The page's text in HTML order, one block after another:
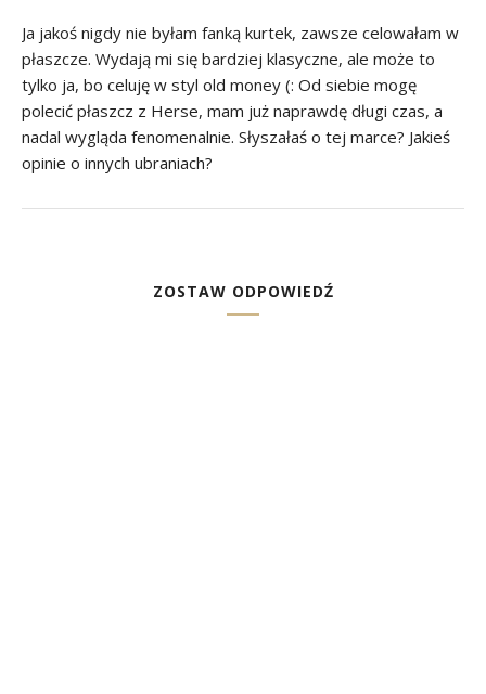
Ja jakoś nigdy nie byłam fanką kurtek, zawsze celowałam w
płaszcze. Wydają mi się bardziej klasyczne, ale może to
tylko ja, bo celuję w styl old money (: Od siebie mogę
polecić płaszcz z Herse, mam już naprawdę długi czas, a
nadal wygląda fenomenalnie. Słyszałaś o tej marce? Jakieś
opinie o innych ubraniach?
ZOSTAW ODPOWIEDŹ